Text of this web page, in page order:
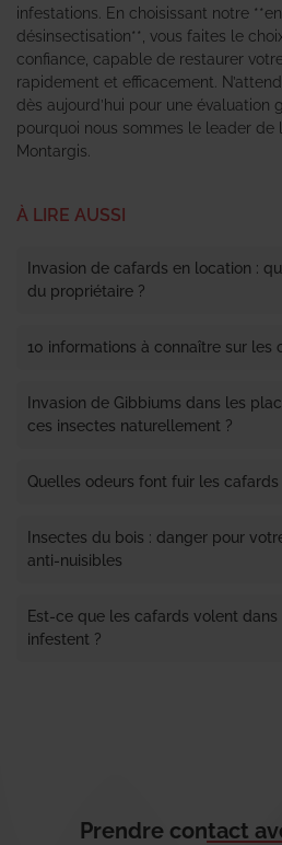
infestations. En choisissant notre
désinsectisation**, vous faites le
confiance, capable de restaurer
rapidement et efficacement.
dès aujourd’hui pour une évaluation
pourquoi nous sommes le leader
Montargis.
À LIRE AUSSI
Invasion de cafards en location :
du propriétaire ?
10 informations à connaître sur les
Invasion de Gibbiums dans les
ces insectes naturellement ?
Quelles odeurs font fuir les cafards
Insectes du bois : danger pour
anti-nuisibles
Est-ce que les cafards volent dans
infestent ?
Prendre contact